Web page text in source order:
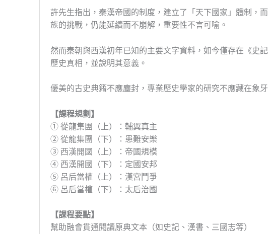
許先生指出，秦漢帝國的制度，建立了「天下國家」體制，
族的挑戰，仍能延續而不崩解，重要性不言可喻。
然而秦朝與西漢初年已知的主要文字資料，如今僅存在《史
歷史真相，並說明其意義。
優美的古史典籍不應塵封，專業歷史學家的研究不應藏在象
【課程規劃】
① 從龍集團（上）：輔翼真主
② 從龍集團（下）：患難安樂
③ 西漢開國（上）：帝國規模
④ 西漢開國（下）：定國安邦
⑤ 呂后當權（上）：漢宮鬥爭
⑥ 呂后當權（下）：太后治國
【課程要點】
幫助融會貫通閱讀原典文本（如史記、漢書、三國志等）